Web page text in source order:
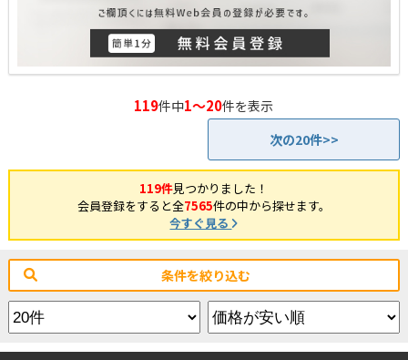
119件中1～20件を表示
次の20件>>
119件見つかりました！
会員登録をすると全7565件の中から探せます。
今すぐ見る
条件を絞り込む